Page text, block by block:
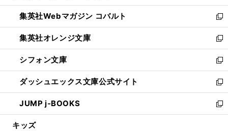
開
く
ウ
で
開
く
ン
ド
ウ
で
開
く
ウ
ィ
ン
ド
ウ
で
開
く
集英社Webマガジン コバルト
新
し
い
ウ
ィ
ン
ド
ウ
で
開
集英社オレンジ文庫
新
し
い
ウ
ィ
ン
ド
ウ
シフォン文庫
新
し
い
ウ
ィ
ン
ダッシュエックス文庫公式サイト
新
し
い
ウ
JUMP j-BOOKS
新
し
キッズ